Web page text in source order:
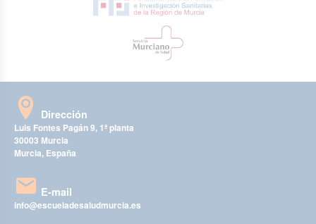
Dirección
Luis Fontes Pagán 9, 1ª planta
30003 Murcia
Murcia, España
E-mail
info@escueladesaludmurcia.es